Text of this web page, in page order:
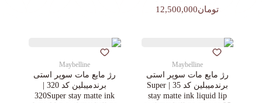
تومان12,500,000
Maybelline
رژ مایع مات سوپر استی‌
برندمیبلین کد 35 | Super
stay matte ink liquid lip
Maybelline
رژ مایع مات سوپر استی‌
برندمیبلین کد 320 |
320Super stay matte ink